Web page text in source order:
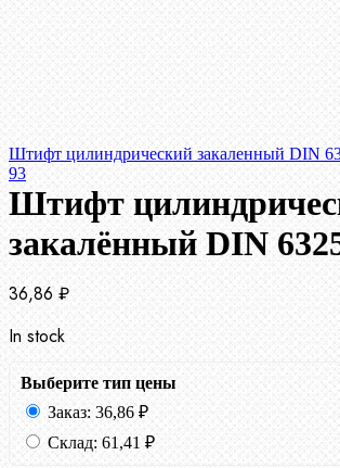
Штифт цилиндрический закаленный DIN
93
Штифт
закалённый DIN
36,86 ₽
In stock
Выберите тип цены
Заказ: 36,86 ₽
Склад: 61,41 ₽